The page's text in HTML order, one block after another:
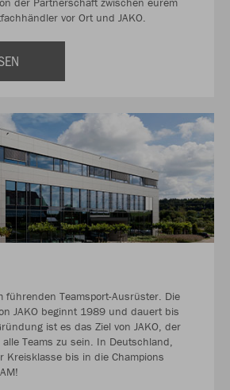
vor Ort und JAKO.
führenden Teamsport-Ausrüster. Die
JAKO beginnt 1989 und dauert bis
ist es das Ziel von JAKO, der
Teams zu sein. In Deutschland,
Kreisklasse bis in die Champions